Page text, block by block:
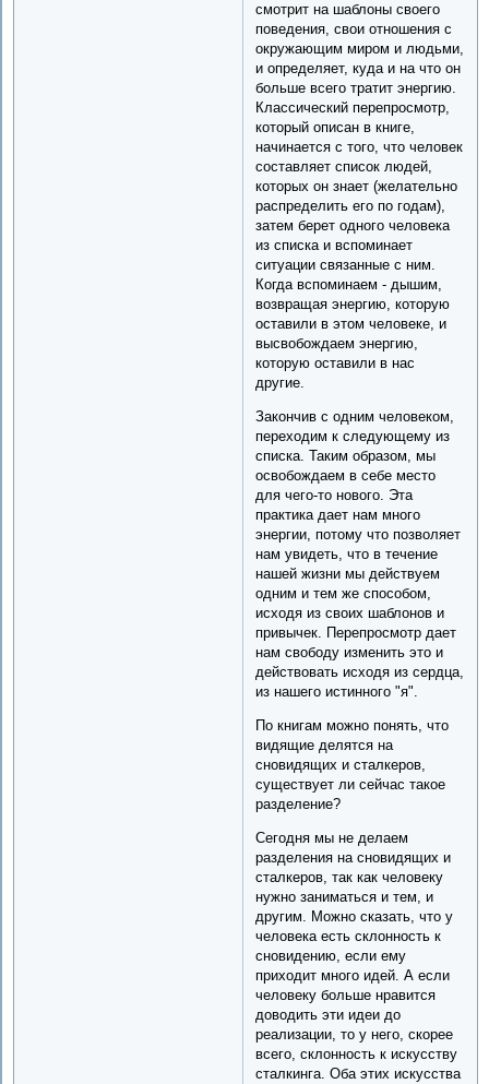
смотрит на шаблоны своего
поведения, свои отношения с
окружающим миром и людьми,
и определяет, куда и на что он
больше всего тратит энергию.
Классический перепросмотр,
который описан в книге,
начинается с того, что человек
составляет список людей,
которых он знает (желательно
распределить его по годам),
затем берет одного человека
из списка и вспоминает
ситуации связанные с ним.
Когда вспоминаем - дышим,
возвращая энергию, которую
оставили в этом человеке, и
высвобождаем энергию,
которую оставили в нас
другие.
Закончив с одним человеком,
переходим к следующему из
списка. Таким образом, мы
освобождаем в себе место
для чего-то нового. Эта
практика дает нам много
энергии, потому что позволяет
нам увидеть, что в течение
нашей жизни мы действуем
одним и тем же способом,
исходя из своих шаблонов и
привычек. Перепросмотр дает
нам свободу изменить это и
действовать исходя из сердца,
из нашего истинного "я".
По книгам можно понять, что
видящие делятся на
сновидящих и сталкеров,
существует ли сейчас такое
разделение?
Сегодня мы не делаем
разделения на сновидящих и
сталкеров, так как человеку
нужно заниматься и тем, и
другим. Можно сказать, что у
человека есть склонность к
сновидению, если ему
приходит много идей. А если
человеку больше нравится
доводить эти идеи до
реализации, то у него, скорее
всего, склонность к искусству
сталкинга. Оба этих искусства